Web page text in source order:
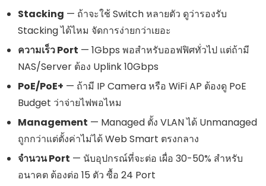
Stacking — ถ้าจะใช้ Switch หลายตัว ดูว่ารองรับ
Stacking ได้ไหม จัดการง่ายกว่าเยอะ
ความเร็ว Port — 1Gbps พอสำหรับออฟฟิศทั่วไป แต่ถ้ามี
NAS/Server ต้อง Uplink 10Gbps
PoE/PoE+ — ถ้ามี IP Camera หรือ WiFi AP ต้องดู PoE
Budget ว่าจ่ายไฟพอไหม
Management — Managed ตั้ง VLAN ได้ Unmanaged
ถูกกว่าแต่ตั้งค่าไม่ได้ Web Smart ตรงกลาง
จำนวน Port — นับอุปกรณ์ที่จะต่อ เผื่อ 30-50% สำหรับ
อนาคต ต้องต่อ 15 ตัว ซื้อ 24 Port